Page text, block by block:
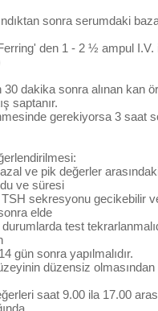
sonra serumdaki
den 1 - 2 ½ ampul
dakika sonra alınan kan
saptanır.
gerekiyorsa 3 saat
ve pik değerler
ve süresi
TSH sekresyonu gecikebilir
elde
test
gün sonra yapılmalıdır.
düzensiz olmasından
saat 9.00 ila 17.00